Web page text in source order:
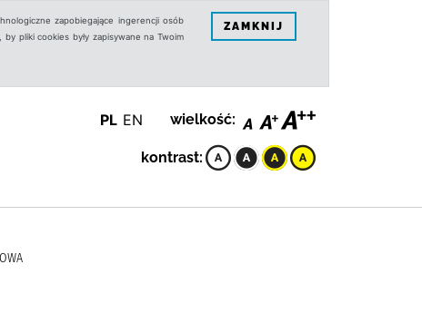
zapobiegające ingerencji osób
pliki cookies były zapisywane na Twoim
ZAMKNIJ
PL EN wielkość:
kontrast: